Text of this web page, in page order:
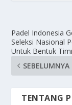
Padel Indonesia
Seleksi Nasional
Untuk Bentuk
SEBELUMNYA
TENTANG